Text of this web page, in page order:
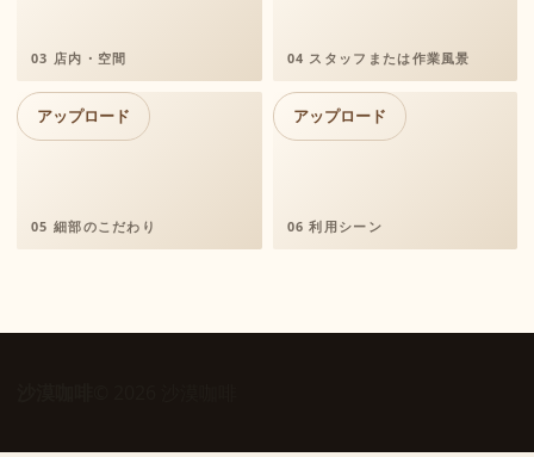
03 店内・空間 04 スタッフまたは作業風景
アップロード
05 細部のこだわり
アップロード
06 利用シーン